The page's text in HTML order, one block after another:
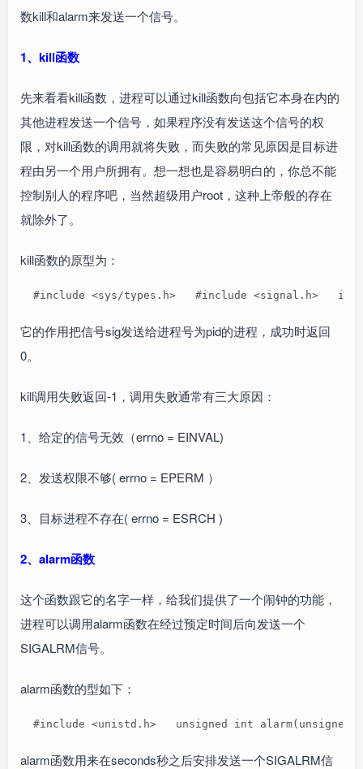
数kill和alarm来发送一个信号。
1、kill函数
先来看看kill函数，进程可以通过kill函数向包括它本身在内的
其他进程发送一个信号，如果程序没有发送这个信号的权
限，对kill函数的调用就将失败，而失败的常见原因是目标进
程由另一个用户所拥有。想一想也是容易明白的，你总不能
控制别人的程序吧，当然超级用户root，这种上帝般的存在
就除外了。
kill函数的原型为：
#include <sys/types.h>   #include <signal.h>
它的作用把信号sig发送给进程号为pid的进程，成功时返回
0。
kill调用失败返回-1，调用失败通常有三大原因：
1、给定的信号无效（errno = EINVAL)
2、发送权限不够( errno = EPERM ）
3、目标进程不存在( errno = ESRCH )
2、alarm函数
这个函数跟它的名字一样，给我们提供了一个闹钟的功能，
进程可以调用alarm函数在经过预定时间后向发送一个
SIGALRM信号。
alarm函数的型如下：
#include <unistd.h>   unsigned int alarm(unsigned
alarm函数用来在seconds秒之后安排发送一个SIGALRM信